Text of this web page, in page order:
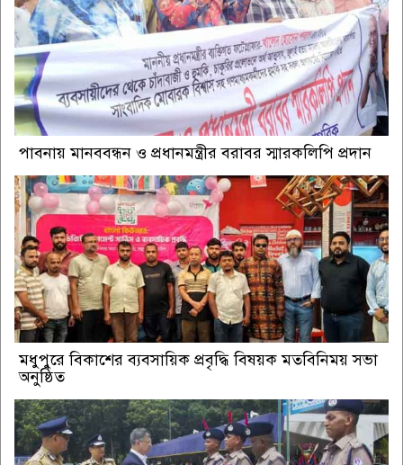
পাবনায় মানববন্ধন ও প্রধানমন্ত্রীর বরাবর স্মারকলিপি প্রদান
মধুপুরে বিকাশের ব্যবসায়িক প্রবৃদ্ধি বিষয়ক মতবিনিময় সভা
অনুষ্ঠিত